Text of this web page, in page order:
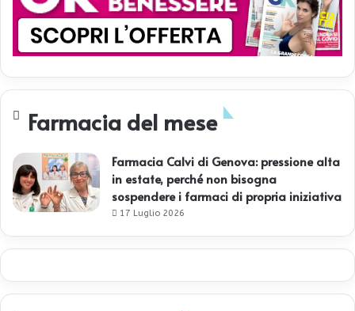
Farmacia del mese
Farmacia Calvi di Genova: pressione alta
in estate, perché non bisogna
sospendere i farmaci di propria iniziativa
17 Luglio 2026